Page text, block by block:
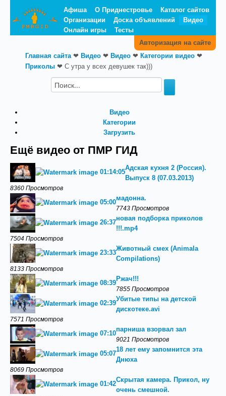
Афиша О Приднестровье
Каталог сайтов
Организации
Доска объявлений
Видео
Онлайн игры
Тесты
Авторизация на сайте
Главная сайта❤ Видео ❤ Видео ❤ Категории видео ❤
Приколы ❤ С утра у всех девушек так)))
Видео
Категории
Загрузить
Ещё видео от ПМР ГИД
01:14:05
Адская кухня 2 (Россия).
Выпуск 8 (07.03.2013)
8360 Просмотров
05:00
мадонна.
7743 Просмотров
26:37
новая подборка приколов
!!!.mp4
7504 Просмотров
23:33
Животный смех (Animala
Compilations)
8133 Просмотров
08:39
Ржач!!!
7855 Просмотров
02:39
Убитые типы на детской
дискотеке.avi
7571 Просмотров
07:10
парниша взорвал зал
9021 Просмотров
05:07
18 лет ему запомнится эта
Днюха
8069 Просмотров
01:42
Скрытая камера. Прикол, ну
очень смешной.